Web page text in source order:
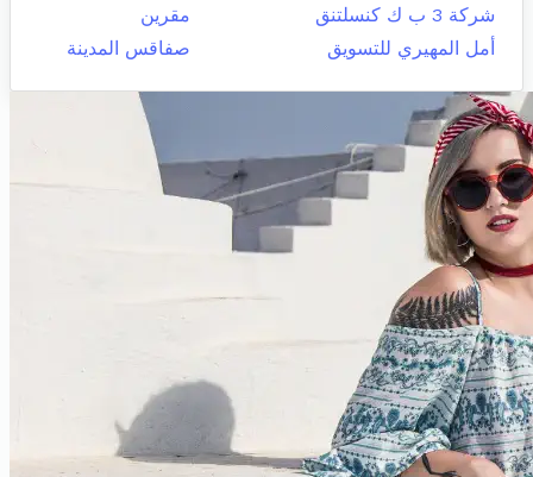
شركة 3 ب ك كنسلتنق
مقرين
أمل المهيري للتسويق
صفاقس المدينة